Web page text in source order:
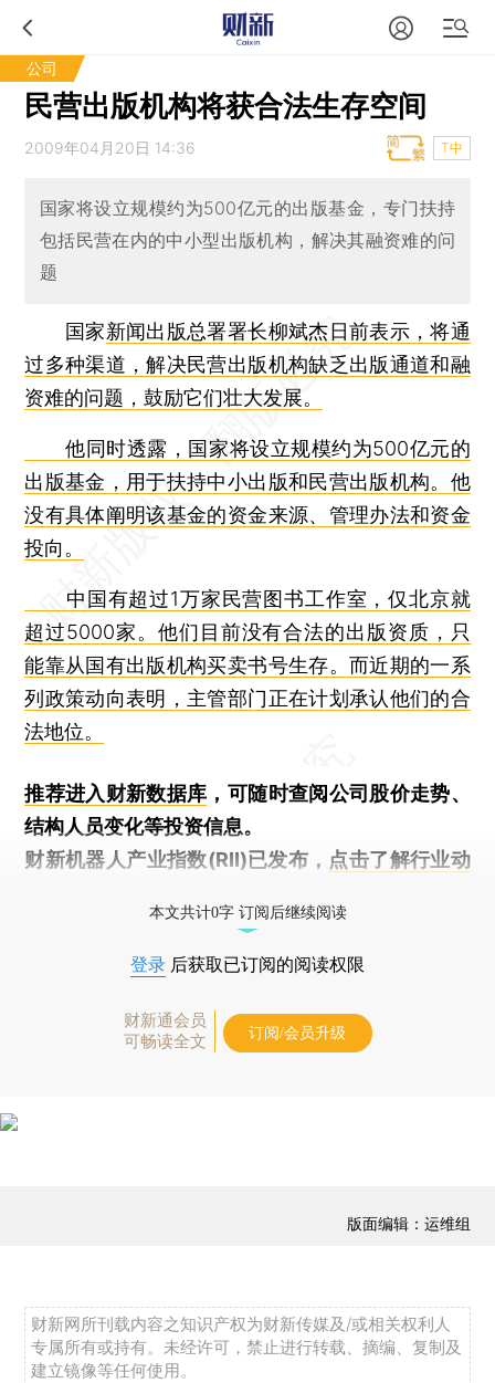
公司
民营出版机构将获合法生存空间
2009年04月20日 14:36 T中
国家将设立规模约为500亿元的出版基金，专门扶持
包括民营在内的中小型出版机构，解决其融资难的问
题
国家新闻出版总署署长柳斌杰日前表示，将通
过多种渠道，解决民营出版机构缺乏出版通道和融
资难的问题，鼓励它们壮大发展。
他同时透露，国家将设立规模约为500亿元的
出版基金，用于扶持中小出版和民营出版机构。他
没有具体阐明该基金的资金来源、管理办法和资金
投向。
中国有超过1万家民营图书工作室，仅北京就
超过5000家。他们目前没有合法的出版资质，只
能靠从国有出版机构买卖书号生存。而近期的一系
列政策动向表明，主管部门正在计划承认他们的合
法地位。
推荐进入财新数据库 ，可随时查阅公司股价走势、
结构人员变化等投资信息。
财新机器人产业指数(RII)已发布， 点击了解行业动
本文共计0字 订阅后继续阅读
登录 后获取已订阅的阅读权限
财新通会员
可畅读全文
订阅/会员升级
版面编辑：运维组
财新网所刊载内容之知识产权为财新传媒及/或相关权利人
专属所有或持有。未经许可，禁止进行转载、摘编、复制及
建立镜像等任何使用。